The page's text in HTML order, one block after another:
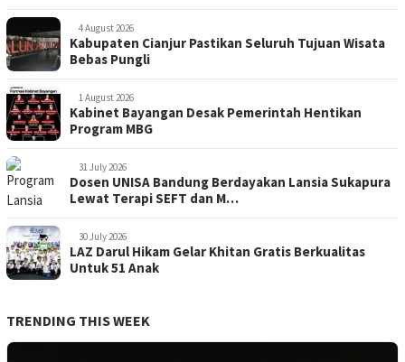
4 August 2026
Kabupaten Cianjur Pastikan Seluruh Tujuan Wisata
Bebas Pungli
1 August 2026
Kabinet Bayangan Desak Pemerintah Hentikan
Program MBG
31 July 2026
Dosen UNISA Bandung Berdayakan Lansia Sukapura
Lewat Terapi SEFT dan M…
30 July 2026
LAZ Darul Hikam Gelar Khitan Gratis Berkualitas
Untuk 51 Anak
TRENDING THIS WEEK